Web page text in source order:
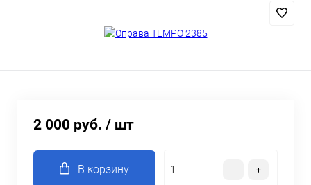
2 000 руб. / шт
В корзину